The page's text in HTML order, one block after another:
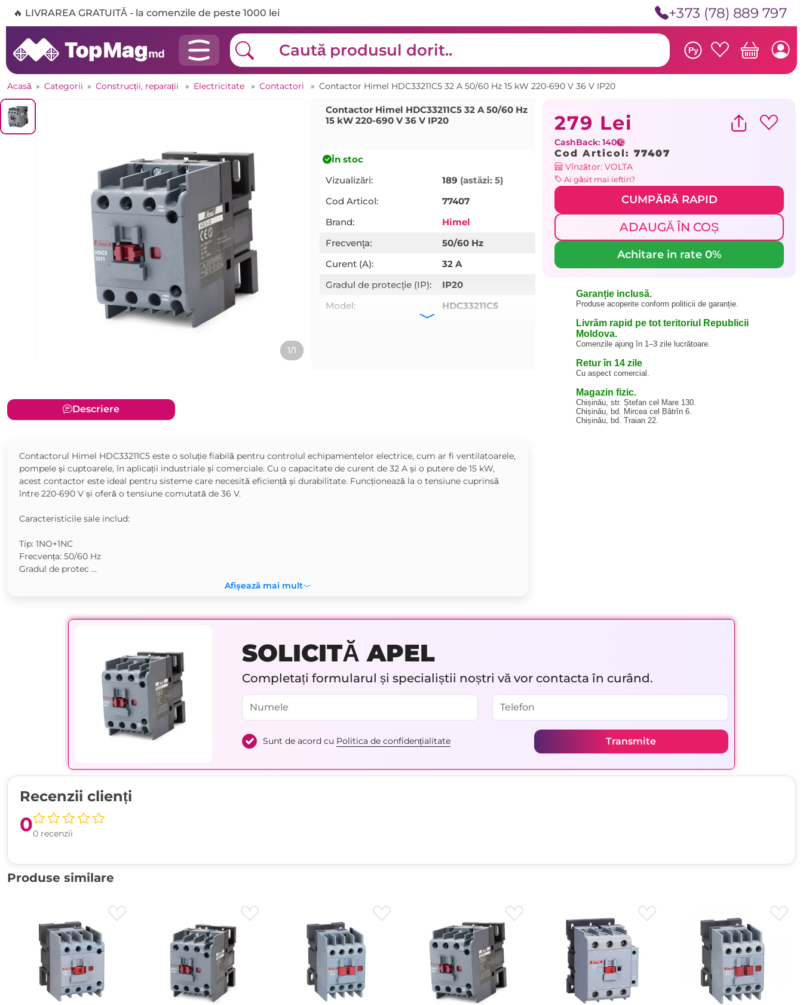
🔥 LIVRAREA GRATUITĂ - la comenzile de peste 1000 lei +373 (78) 889 797
Ру
Acasă » Categorii » Construcții, reparații » Electricitate » Contactori » Contactor Himel HDC33211C5 32 A 50/60 Hz 15 kW 220-690 V 36 V IP20
1/1
Contactor Himel HDC33211C5 32 A 50/60 Hz
15 kW 220-690 V 36 V IP20
În stoc
Vizualizări:
189 (astăzi: 5)
Cod Articol:
77407
Brand:
Himel
Frecvenţa:
50/60 Hz
Curent (A):
32 A
Gradul de protecţie (IP):
IP20
Model:
HDC33211C5
Descriere
Contactorul Himel HDC33211C5 este o soluție fiabilă pentru controlul echipamentelor electrice, cum ar fi ventilatoarele,
pompele și cuptoarele, în aplicații industriale și comerciale. Cu o capacitate de curent de 32 A și o putere de 15 kW,
acest contactor este ideal pentru sisteme care necesită eficiență și durabilitate. Funcționează la o tensiune cuprinsă
între 220-690 V și oferă o tensiune comutată de 36 V.
Caracteristicile sale includ:
Tip: 1NO+1NC
Frecvența: 50/60 Hz
Gradul de protec ...
Afișează mai mult
279 Lei
CashBack: 140
Cod Articol: 77407
Vînzător: VOLTA
Ai găsit mai ieftin?
CUMPĂRĂ RAPID
ADAUGĂ ÎN COȘ
Achitare in rate 0%
Garanție inclusă.
Produse acoperite conform politicii de garanție.
Livrăm rapid pe tot teritoriul Republicii
Moldova.
Comenzile ajung în 1–3 zile lucrătoare.
Retur în 14 zile
Cu aspect comercial.
Magazin fizic.
Chișinău, str. Ștefan cel Mare 130.
Chișinău, bd. Mircea cel Bătrîn 6.
Chișinău, bd. Traian 22.
SOLICITĂ APEL
Completați formularul și specialiștii noștri vă vor contacta în curând.
Sunt de acord cu Politica de confidențialitate Transmite
Recenzii clienți
00 recenzii
Produse similare